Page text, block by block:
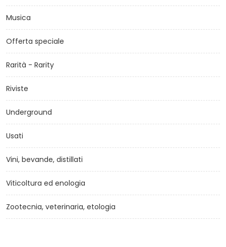
Musica
Offerta speciale
Rarità - Rarity
Riviste
Underground
Usati
Vini, bevande, distillati
Viticoltura ed enologia
Zootecnia, veterinaria, etologia